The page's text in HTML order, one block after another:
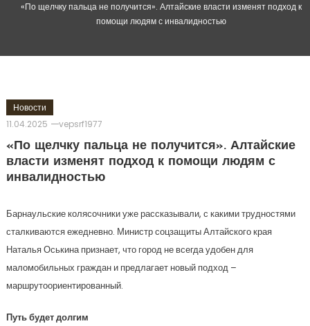
«По щелчку пальца не получится». Алтайские власти изменят подход к
помощи людям с инвалидностью
Новости
11.04.2025
vepsrf1977
«По щелчку пальца не получится». Алтайские
власти изменят подход к помощи людям с
инвалидностью
Барнаульские колясочники уже рассказывали, с какими трудностями
сталкиваются ежедневно. Министр соцзащиты Алтайского края
Наталья Оськина признает, что город не всегда удобен для
маломобильных граждан и предлагает новый подход –
маршрутоориентированный.
Путь будет долгим